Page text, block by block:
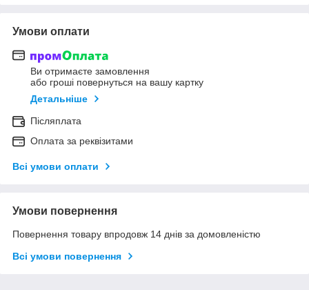
Умови оплати
Ви отримаєте замовлення
або гроші повернуться на вашу картку
Детальніше
Післяплата
Оплата за реквізитами
Всі умови оплати
Умови повернення
Повернення товару впродовж 14 днів за домовленістю
Всі умови повернення